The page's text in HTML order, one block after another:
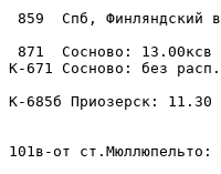
859  Спб, Финляндский
871  Сосново: 13.00ксв
К-671 Сосново: без расп.
К-685б Приозерск: 11.30
101в-от